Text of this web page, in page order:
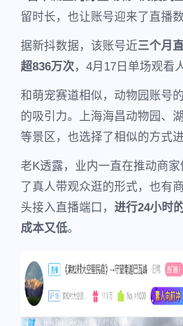
留时长，也让账号迎来了直播
据新抖数据，该账号近三个月
超836万次，4月17日单场观看
和萌宠赛道相似，动物园账号
的吸引力。上海海昌动物园、
等景区，也选择了相似的方式进
老K透露，业内一直在推动商家
了真人带观众逛的形式，也有
头接入直播端口， 进行24小时
成本又低。